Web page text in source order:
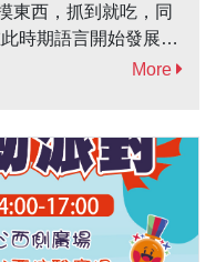
東西，抓到就吃，同
時期語言開始發展，
重覆性的聲音，可以
話，幫助語言能力的
好，坐、爬、站、
長牙，並慢慢會抓握
來吃，且咀嚼能力越
更好。由於寶寶有能
More